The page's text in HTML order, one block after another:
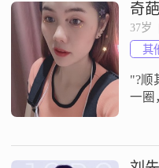
奇
37岁
其
"?顺
一圈
单
孤
（89